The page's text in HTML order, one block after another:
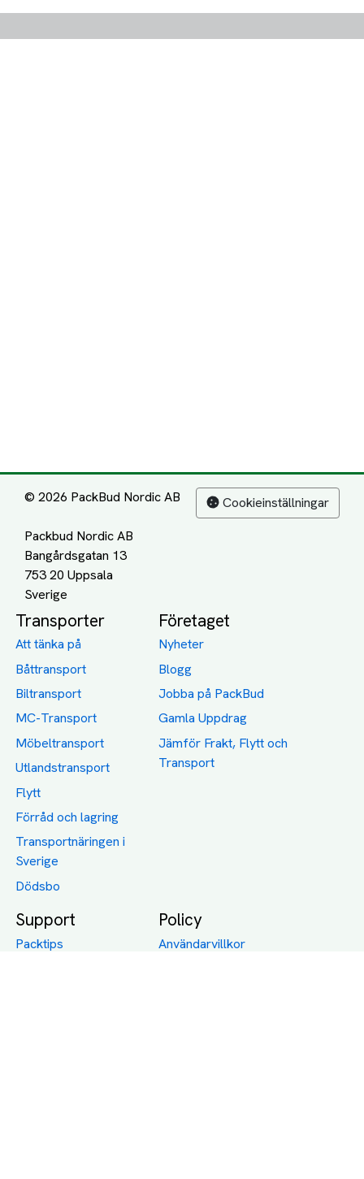
© 2026 PackBud Nordic AB
Packbud Nordic AB
Bangårdsgatan 13
753 20 Uppsala
Cookieinställningar
Transporter
Att tänka på
Båttransport
Biltransport
MC-Transport
Möbeltransport
Utlandstransport
Flytt
Förråd och lagring
Transportnäringen i
Sverige
Dödsbo
Företaget
Nyheter
Blogg
Jobba på PackBud
Gamla Uppdrag
Jämför Frakt, Flytt och
Transport
Support
Packtips
Policy
Användarvillkor